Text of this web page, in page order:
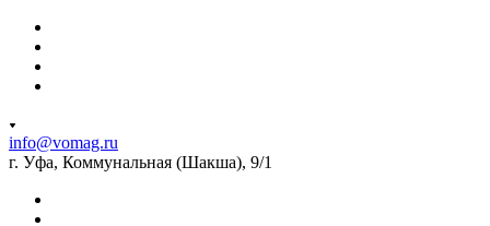
info@vomag.ru
г. Уфа, Коммунальная (Шакша), 9/1